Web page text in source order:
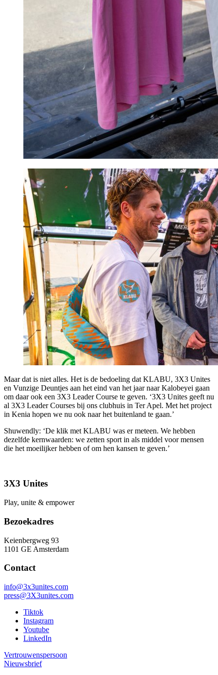
Maar dat is niet alles. Het is de bedoeling dat KLABU, 3X3 Unites
en Vunzige Deuntjes aan het eind van het jaar naar Kalobeyei gaan
om daar ook een 3X3 Leader Course te geven. ‘3X3 Unites geeft nu
al 3X3 Leader Courses bij ons clubhuis in Ter Apel. Met het project
in Kenia hopen we nu ook naar het buitenland te gaan.’
Shuwendly: ‘De klik met KLABU was er meteen. We hebben
dezelfde kernwaarden: we zetten sport in als middel voor mensen
die het moeilijker hebben of om hen kansen te geven.’
3X3 Unites
Play, unite & empower
Bezoekadres
Keienbergweg 93
1101 GE Amsterdam
Contact
info@3x3unites.com
press@3X3unites.com
Tiktok
Instagram
Youtube
LinkedIn
Vertrouwenspersoon
Nieuwsbrief